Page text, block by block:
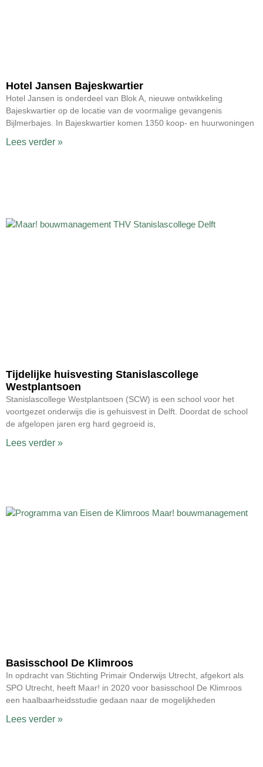
Hotel Jansen Bajeskwartier
Hotel Jansen is onderdeel van Blok A, nieuwe ontwikkeling
Bajeskwartier op de locatie van de voormalige gevangenis
Bijlmerbajes. In Bajeskwartier komen 1350 koop- en huurwoningen
Lees verder »
Tijdelijke huisvesting Stanislascollege
Westplantsoen
Stanislascollege Westplantsoen (SCW) is een school voor het
voortgezet onderwijs die is gehuisvest in Delft. Doordat de school
de afgelopen jaren erg hard gegroeid is,
Lees verder »
Basisschool De Klimroos
In opdracht van Stichting Primair Onderwijs Utrecht, afgekort als
SPO Utrecht, heeft Maar! in 2020 voor basisschool De Klimroos
een haalbaarheidsstudie gedaan naar de mogelijkheden
Lees verder »